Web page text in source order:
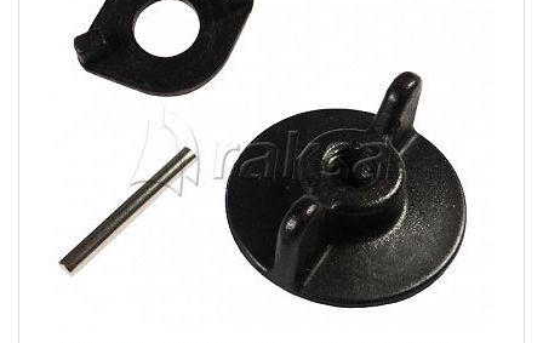
W ostatnich 7 dniach produktem interesują się3osoby.